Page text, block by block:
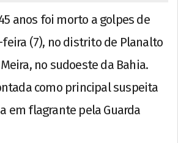
anos foi morto a golpes de
(7), no distrito de Planalto
no sudoeste da Bahia.
como principal suspeita
em flagrante pela Guarda